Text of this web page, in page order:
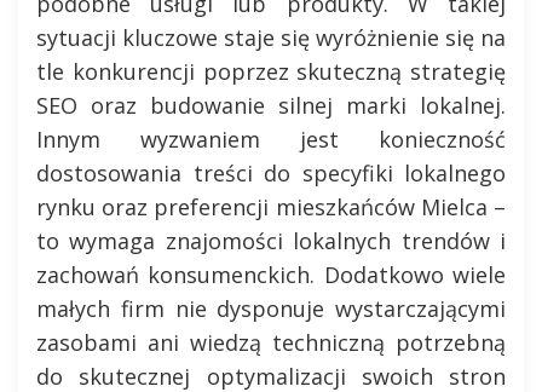
sytuacji kluczowe staje się wyróżnienie się na
tle konkurencji poprzez skuteczną strategię
SEO oraz budowanie silnej marki lokalnej.
Innym wyzwaniem jest konieczność
dostosowania treści do specyfiki lokalnego
rynku oraz preferencji mieszkańców Mielca –
to wymaga znajomości lokalnych trendów i
zachowań konsumenckich. Dodatkowo wiele
małych firm nie dysponuje wystarczającymi
zasobami ani wiedzą techniczną potrzebną
do skutecznej optymalizacji swoich stron